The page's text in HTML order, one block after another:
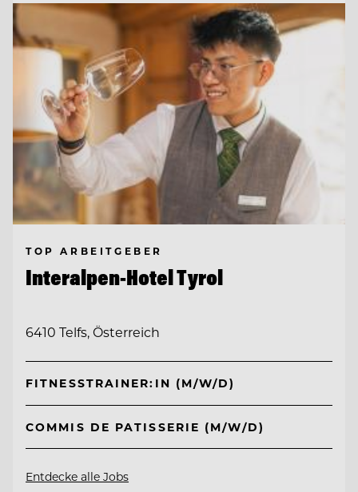
TOP ARBEITGEBER
Interalpen-Hotel Tyrol
6410 Telfs, Österreich
FITNESSTRAINER:IN (M/W/D)
COMMIS DE PATISSERIE (M/W/D)
Entdecke alle Jobs